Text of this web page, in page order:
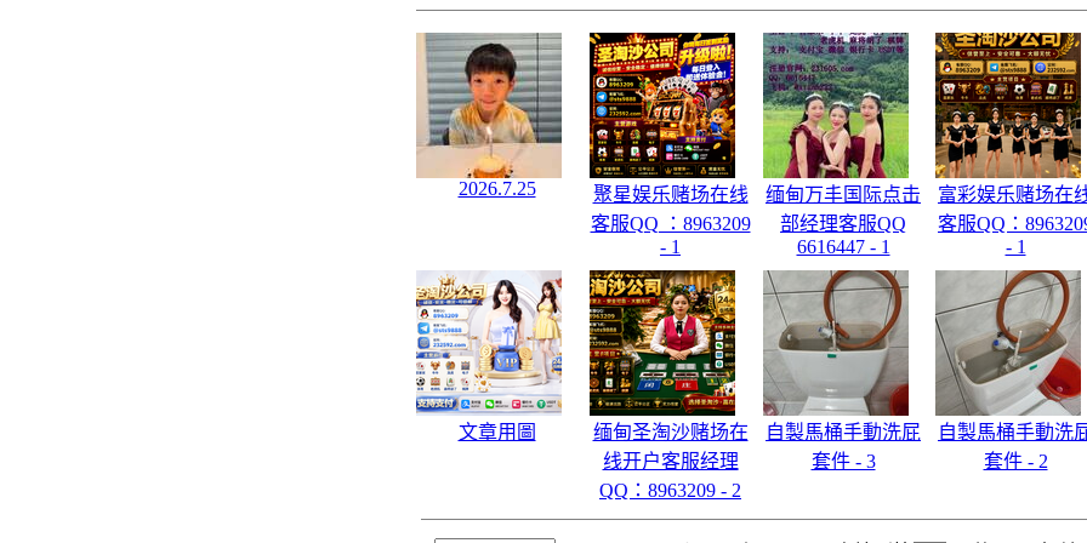
2026.7.25
聚星娱乐赌场在线
客服QQ ：8963209
- 1
缅甸万丰国际点击
部经理客服QQ
6616447 - 1
富彩娱乐赌场在
客服QQ：
- 1
文章用圖
缅甸圣淘沙赌场在
线开户客服经理
QQ：8963209 - 2
自製馬桶手動洗屁
套件 - 3
自製馬桶手動洗
套件 - 2